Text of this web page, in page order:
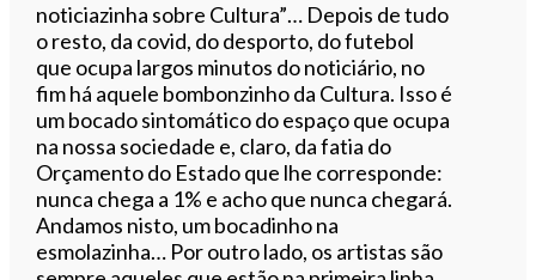
noticiazinha sobre Cultura”… Depois de tudo
o resto, da covid, do desporto, do futebol
que ocupa largos minutos do noticiário, no
fim há aquele bombonzinho da Cultura. Isso é
um bocado sintomático do espaço que ocupa
na nossa sociedade e, claro, da fatia do
Orçamento do Estado que lhe corresponde:
nunca chega a 1% e acho que nunca chegará.
Andamos nisto, um bocadinho na
esmolazinha… Por outro lado, os artistas são